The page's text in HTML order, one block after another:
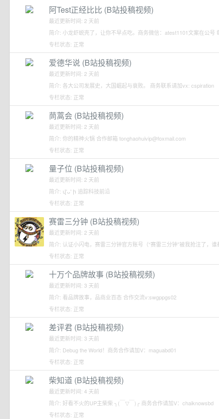
阿Test正经比比 (B站投稿视频)
最近更新时间: 2 天前
简介: 小龙虾蜕壳了，让你不早点吃。商务微信：atest1101文案在公号
专栏状态: 正常
爱德华说 (B站投稿视频)
最近更新时间: 2 天前
简介: 各大公司发展史，大国崛起与衰败。 商务联系请加vx: cspiration
专栏状态: 正常
茼蒿会 (B站投稿视频)
最近更新时间: 2 天前
简介: 你的精神火锅 合作邮箱 tonghaohuivip@foxmail.com
专栏状态: 正常
量子位 (B站投稿视频)
最近更新时间: 2 天前
简介: վ'ᴗ' ի 追踪科技前沿
专栏状态: 正常
赛雷三分钟 (B站投稿视频)
最近更新时间: 2 天前
简介: 认证小闪电，赛雷三分钟官方账号（“赛雷三分钟”被我抢注了，
专栏状态: 正常
十万个品牌故事 (B站投稿视频)
最近更新时间: 3 天前
简介: 看品牌故事，品商业百态 合作交流v:swgppgs02
专栏状态: 正常
差评君 (B站投稿视频)
最近更新时间: 3 天前
简介: Debug the World！商务合作请加V：maguabd01
专栏状态: 正常
柴知道 (B站投稿视频)
最近更新时间: 4 天前
简介: 好看不火的UP主柴柴 ╮(￣▽￣)╭ 商务合作请加V：chaiknowsbd
专栏状态: 正常